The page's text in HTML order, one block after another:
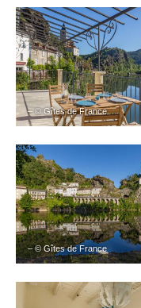
– © Gîtes de France
– © Gîtes de France